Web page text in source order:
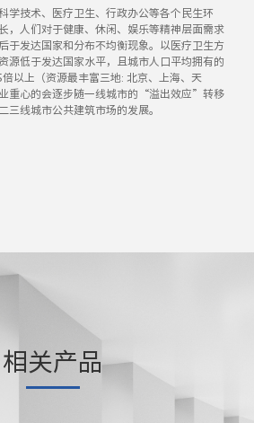
学技术、医疗卫生、行政办公等各个民生环
，人们对于健康、休闲、娱乐等精神层面需求
于发达国家和分布不均衡现象。以医疗卫生方
源低于发达国家水平，且城市人口平均拥有的
以上（资源最丰富三地: 北京、上海、天
重心的会逐步随一线城市的“溢出效应”转移
三线城市公共建筑市场的发展。
相关产品